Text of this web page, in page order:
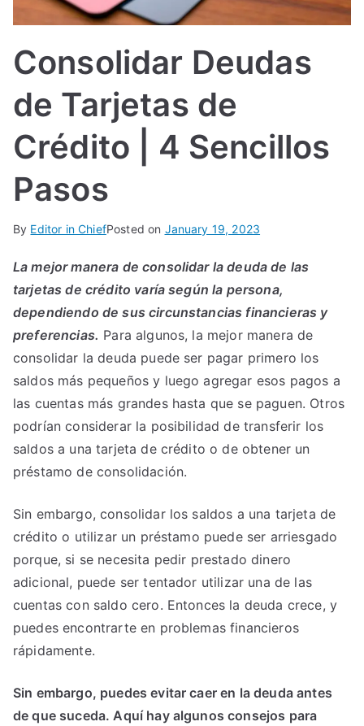
IN
TE
R
Consolidar Deudas
de Tarjetas de
Crédito | 4 Sencillos
Pasos
By Editor in ChiefPosted on January 19, 2023
La mejor manera de consolidar la deuda de las
tarjetas de crédito varía según la persona,
dependiendo de sus circunstancias financieras y
preferencias. Para algunos, la mejor manera de
consolidar la deuda puede ser pagar primero los
saldos más pequeños y luego agregar esos pagos a
las cuentas más grandes hasta que se paguen. Otros
podrían considerar la posibilidad de transferir los
saldos a una tarjeta de crédito o de obtener un
préstamo de consolidación.
Sin embargo, consolidar los saldos a una tarjeta de
crédito o utilizar un préstamo puede ser arriesgado
porque, si se necesita pedir prestado dinero
adicional, puede ser tentador utilizar una de las
cuentas con saldo cero. Entonces la deuda crece, y
puedes encontrarte en problemas financieros
rápidamente.
Sin embargo, puedes evitar caer en la deuda antes
de que suceda. Aquí hay algunos consejos para